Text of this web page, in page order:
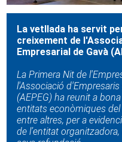
La vetllada ha servit
creixement de
Empresarial de Gavà
La Primera Nit de
l'Associació
(AEPEG) ha reunit a
entitats econòmiques del
entre altres, per a
de l’entitat